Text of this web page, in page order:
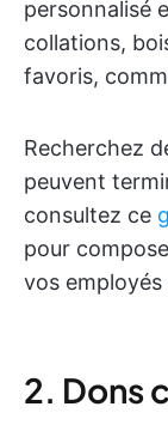
personnalisé
collations,
favoris,
Recherchez
peuvent
consultez ce
pour
vos
2. Dons